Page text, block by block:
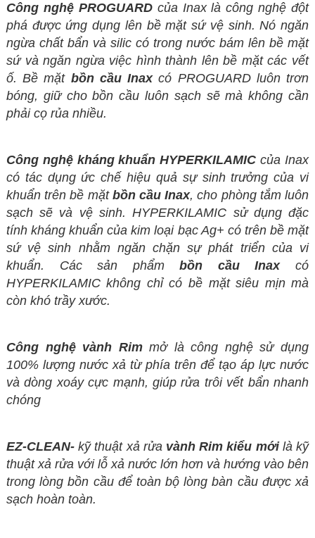
Công nghệ PROGUARDcủa Inax là công nghệ đột
phá được ứng dụng lên bề mặt sứ vệ sinh. Nó ngăn
ngừa chất bẩn và silic có trong nước bám lên bề mặt
sứ và ngăn ngừa việc hình thành lên bề mặt các vết
ố. Bề mặt bồn cầu Inaxcó PROGUARD luôn trơn
bóng, giữ cho bồn cầu luôn sạch sẽ mà không cần
phải cọ rủa nhiều.
Công nghệ kháng khuẩn HYPERKILAMICcủa Inax
có tác dụng ức chế hiệu quả sự sinh trưởng của vi
khuẩn trên bề mặt bồn cầu Inax, cho phòng tắm luôn
sạch sẽ và vệ sinh. HYPERKILAMIC sử dụng đặc
tính kháng khuẩn của kim loại bạc Ag+ có trên bề mặt
sứ vệ sinh nhằm ngăn chặn sự phát triển của vi
khuẩn. Các sản phẩmbồn cầu Inaxcó
HYPERKILAMIC không chỉ có bề mặt siêu mịn mà
còn khó trầy xước.
Công nghệ vành Rimmở là công nghệ sử dụng
100% lượng nước xả từ phía trên để tạo áp lực nước
và dòng xoáy cực mạnh, giúp rửa trôi vết bẩn nhanh
chóng
EZ-CLEAN-kỹ thuật xả rửa vành Rim kiểu mớilà kỹ
thuật xả rửa với lỗ xả nước lớn hơn và hướng vào bên
trong lòng bồn cầu để toàn bộ lòng bàn cầu được xả
sạch hoàn toàn.